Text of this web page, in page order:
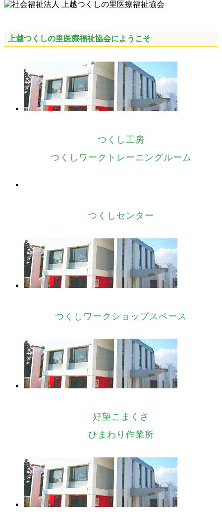
上越つくしの里医療福祉協会にようこそ
つくし工房
つくしワークトレーニングルーム
つくしセンター
つくしワークショップスペース
好望こまくさ
ひまわり作業所